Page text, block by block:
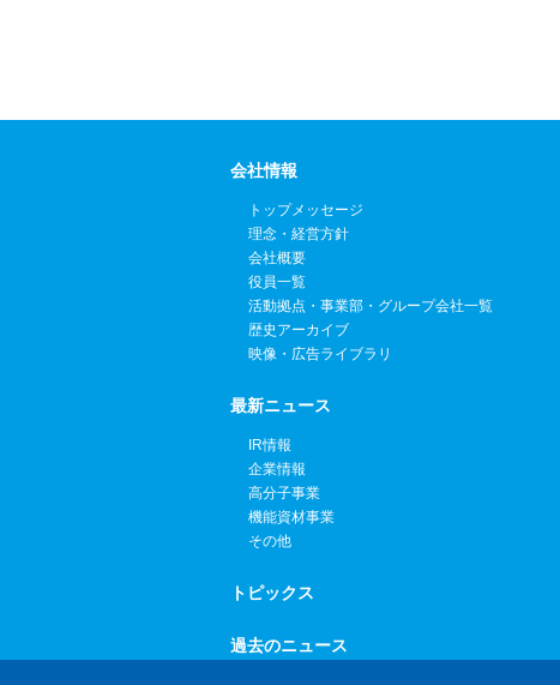
会社情報
トップメッセージ
理念・経営方針
会社概要
役員一覧
活動拠点・事業部・グループ会社一覧
歴史アーカイブ
映像・広告ライブラリ
最新ニュース
IR情報
企業情報
高分子事業
機能資材事業
その他
トピックス
過去のニュース